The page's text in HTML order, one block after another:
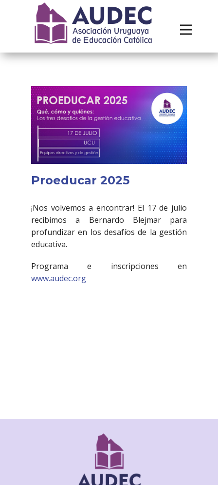
Institucional
Recursos
Proeducar 2025
¡Nos volvemos a encontrar! El 17 de julio
recibimos a Bernardo Blejmar para
profundizar en los desafíos de la gestión
educativa.
Programa e inscripciones en
www.audec.org